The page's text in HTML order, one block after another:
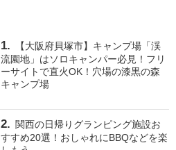
【大阪府貝塚市】キャンプ場「渓
流園地」はソロキャンパー必見！フリ
ーサイトで直火OK！穴場の漆黒の森
キャンプ場
関西の日帰りグランピング施設お
すすめ20選！おしゃれにBBQなどを楽